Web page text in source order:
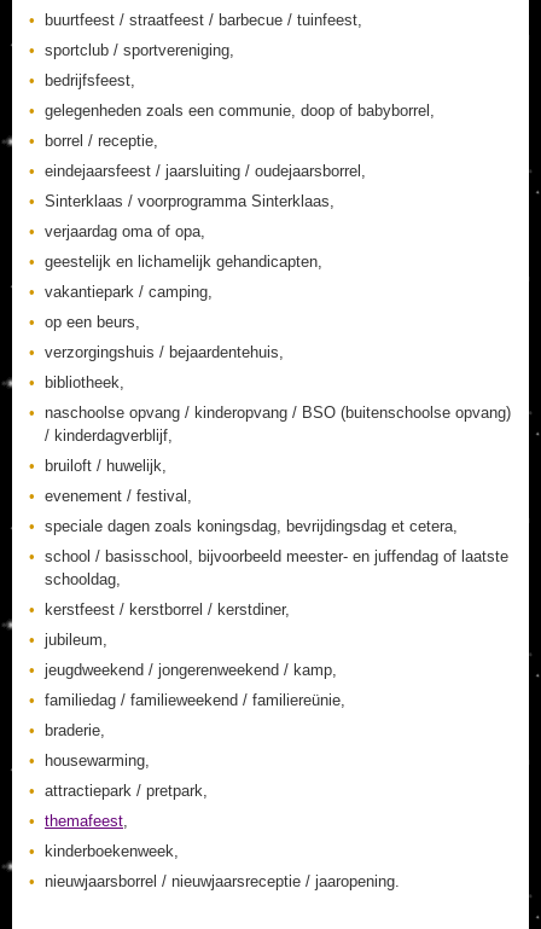
buurtfeest / straatfeest / barbecue / tuinfeest,
sportclub / sportvereniging,
bedrijfsfeest,
gelegenheden zoals een communie, doop of babyborrel,
borrel / receptie,
eindejaarsfeest / jaarsluiting / oudejaarsborrel,
Sinterklaas / voorprogramma Sinterklaas,
verjaardag oma of opa,
geestelijk en lichamelijk gehandicapten,
vakantiepark / camping,
op een beurs,
verzorgingshuis / bejaardentehuis,
bibliotheek,
naschoolse opvang / kinderopvang / BSO (buitenschoolse opvang)
/ kinderdagverblijf,
bruiloft / huwelijk,
evenement / festival,
speciale dagen zoals koningsdag, bevrijdingsdag et cetera,
school / basisschool, bijvoorbeeld meester- en juffendag of laatste
schooldag,
kerstfeest / kerstborrel / kerstdiner,
jubileum,
jeugdweekend / jongerenweekend / kamp,
familiedag / familieweekend / familiereünie,
braderie,
housewarming,
attractiepark / pretpark,
themafeest,
kinderboekenweek,
nieuwjaarsborrel / nieuwjaarsreceptie / jaaropening.